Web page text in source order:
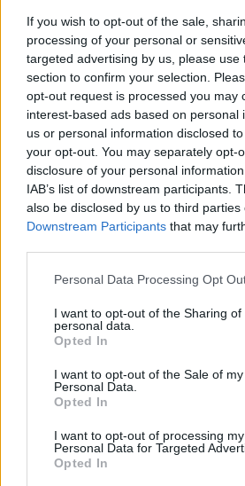
If you wish to opt-out of the sale,
processing of your personal or
targeted advertising by us, please use
section to confirm your selection.
opt-out request is processed you may
interest-based ads based on personal
us or personal information disclosed
your opt-out. You may separately opt-
disclosure of your personal
IAB’s list of downstream participants.
also be disclosed by us to third parties
Downstream Participants that may
Personal Data Processing Opt
I want to opt-out of the Sharing of
personal data.
Opted In
I want to opt-out of the Sale of my
Personal Data.
Opted In
I want to opt-out of processing my
Personal Data for Targeted
Opted In
DETTAGLI
MAPPA
Dettagli
vedi su Google Maps
Condizioni :
Discrete
Disponibilità :
Immediata
Indirizzo :
Prezzo :
€ 110.000,00
Superficie :
Numero stanze :5